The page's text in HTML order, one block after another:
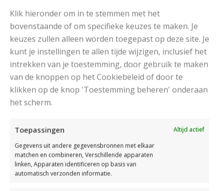
Klik hieronder om in te stemmen met het
bovenstaande of om specifieke keuzes te maken. Je
keuzes zullen alleen worden toegepast op deze site. Je
kunt je instellingen te allen tijde wijzigen, inclusief het
intrekken van je toestemming, door gebruik te maken
van de knoppen op het Cookiebeleid of door te
klikken op de knop 'Toestemming beheren' onderaan
het scherm.
Toepassingen
Altijd actief
Gegevens uit andere gegevensbronnen met elkaar
matchen en combineren, Verschillende apparaten
linken, Apparaten identificeren op basis van
automatisch verzonden informatie.
DAMESJAS BREIEN VAN HEERLIJK ZACHT GAREN